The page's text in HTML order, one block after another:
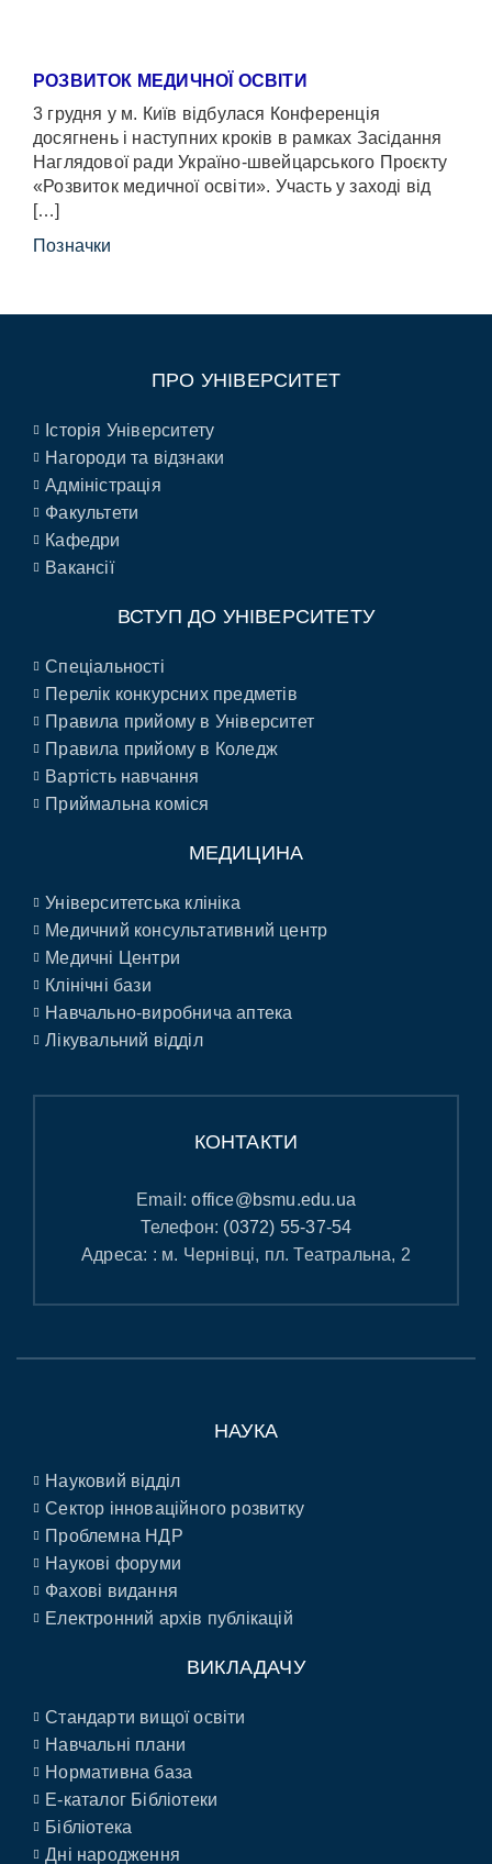
РОЗВИТОК МЕДИЧНОЇ ОСВІТИ
3 грудня у м. Київ відбулася Конференція
досягнень і наступних кроків в рамках Засідання
Наглядової ради Україно-швейцарського Проєкту
«Розвиток медичної освіти». Участь у заході від
[…]
Позначки
ПРО УНІВЕРСИТЕТ
Історія Університету
Нагороди та відзнаки
Адміністрація
Факультети
Кафедри
Вакансії
ВСТУП ДО УНІВЕРСИТЕТУ
Спеціальності
Перелік конкурсних предметів
Правила прийому в Університет
Правила прийому в Коледж
Вартість навчання
Приймальна коміся
МЕДИЦИНА
Університетська клініка
Медичний консультативний центр
Медичні Центри
Клінічні бази
Навчально-виробнича аптека
Лікувальний відділ
КОНТАКТИ
Email:office@bsmu.edu.ua
Телефон: (0372) 55-37-54
Адреса: : м. Чернівці, пл. Театральна, 2
НАУКА
Науковий відділ
Сектор інноваційного розвитку
Проблемна НДР
Наукові форуми
Фахові видання
Електронний архів публікацій
ВИКЛАДАЧУ
Стандарти вищої освіти
Навчальні плани
Нормативна база
E-каталог Бібліотеки
Бібліотека
Дні народження